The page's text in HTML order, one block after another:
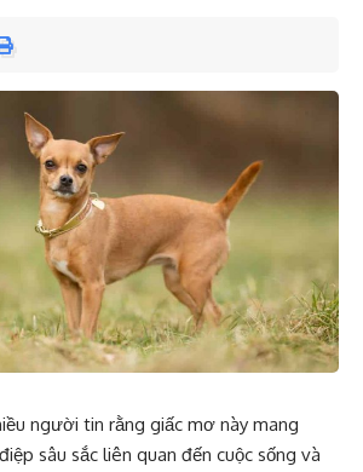
người tin rằng giấc mơ này mang
sâu sắc liên quan đến cuộc sống và